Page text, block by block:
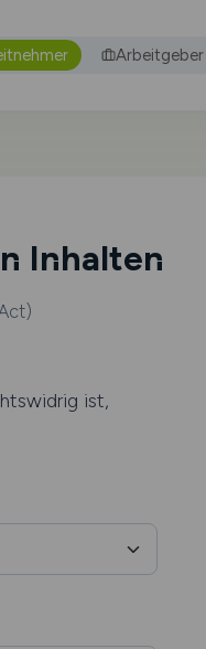
Arbeitgeber
Inhalten
ist,